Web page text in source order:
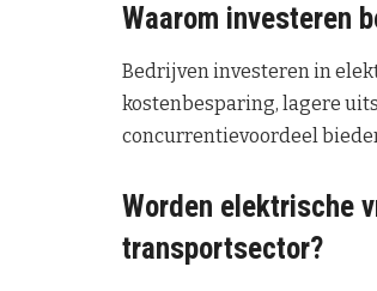
Waarom investeren
Bedrijven investeren in
kostenbesparing, lagere
concurrentievoordeel
Worden elektrische
transportsector?